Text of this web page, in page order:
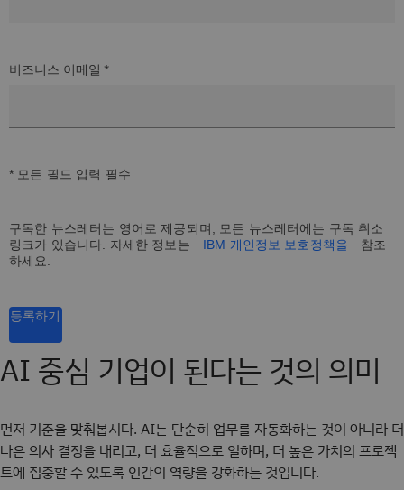
비즈니스 이메일 *
* 모든 필드 입력 필수
구독한 뉴스레터는 영어로 제공되며, 모든 뉴스레터에는 구독 취소
링크가 있습니다. 자세한 정보는
IBM 개인정보 보호정책을
참조
하세요.
등록하기
AI 중심 기업이 된다는 것의 의미
먼저 기준을 맞춰봅시다. AI는 단순히 업무를 자동화하는 것이 아니라 더
나은 의사 결정을 내리고, 더 효율적으로 일하며, 더 높은 가치의 프로젝
트에 집중할 수 있도록 인간의 역량을 강화하는 것입니다.